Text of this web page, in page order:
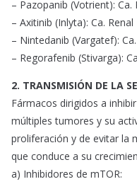
– Pazopanib (Votrient): Ca.
– Axitinib (Inlyta): Ca. Renal
– Nintedanib (Vargatef):
– Regorafenib (Stivarga):
2. TRANSMISIÓN DE LA
Fármacos dirigidos a
múltiples tumores y su
proliferación y de evitar la
que conduce a su
a) Inhibidores de mTOR: